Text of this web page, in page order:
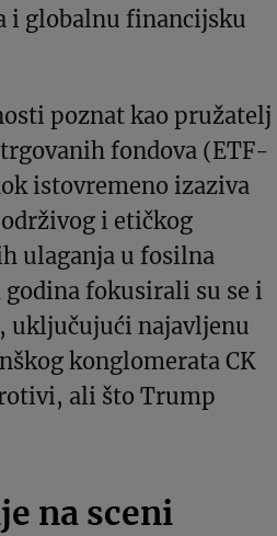
i globalnu financijsku
poznat kao pružatelj
fondova (ETF-
istovremeno izaziva
i etičkog
ulaganja u fosilna
fokusirali su se i
uključujući najavljenu
konglomerata CK
ali što Trump
na sceni